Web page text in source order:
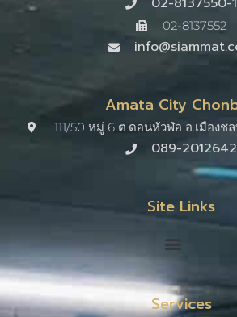
02-8137552
Amata City
111/50 หมู่ 6 ต.ดอนหัวฬ่อ อ.เมือง
089-2012642
Site Links
Services